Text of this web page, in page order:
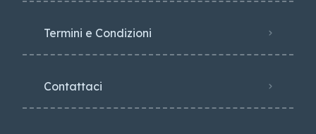
Termini e Condizioni
Contattaci